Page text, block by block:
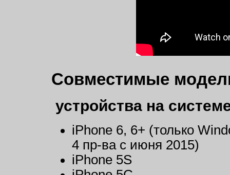
Совместимые
устройства на
iPhone 6, 6+ (только
4 пр-ва с июня 2015)
iPhone 5S